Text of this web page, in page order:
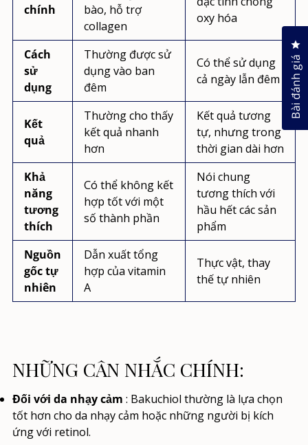
chính
bào, hỗ trợ
collagen
oxy hóa
Cách
sử
dụng
Thường được sử
dụng vào ban
đêm
Có thể sử dụng
cả ngày lẫn đêm
Kết
quả
Thường cho thấy
kết quả nhanh
hơn
Kết quả tương
tự, nhưng trong
thời gian dài hơn
Khả
năng
tương
thích
Có thể không kết
hợp tốt với một
số thành phần
Nói chung
tương thích với
hầu hết các sản
phẩm
Nguồn
gốc tự
nhiên
Dẫn xuất tổng
hợp của vitamin
A
Thực vật, thay
thế tự nhiên
NHỮNG CÂN NHẮC CHÍNH:
Đối với da nhạy cảm : Bakuchiol thường là lựa chọn
tốt hơn cho da nhạy cảm hoặc những người bị kích
ứng với retinol.
Bài đánh giá